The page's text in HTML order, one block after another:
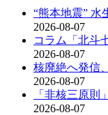
“熊本地震” 水
2026-08-07
コラム「北斗
2026-08-07
核廃絶へ発信
2026-08-07
「非核三原則
2026-08-07